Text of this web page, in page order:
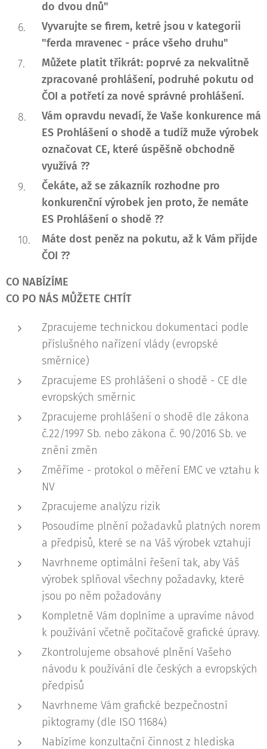
do dvou dnů"
Vyvarujte se firem, ketré jsou v kategorii
"ferda mravenec - práce všeho druhu"
Můžete platit třikrát: poprvé za nekvalitně
zpracované prohlášení, podruhé pokutu od
ČOI a potřetí za nové správné prohlášení.
Vám opravdu nevadí, že Vaše konkurence má
ES Prohlášení o shodě a tudíž muže výrobek
označovat CE, které úspěšně obchodně
využívá ??
Čekáte, až se zákazník rozhodne pro
konkurenční výrobek jen proto, že nemáte
ES Prohlášení o shodě ??
Máte dost peněz na pokutu, až k Vám přijde
ČOI ??
CO NABÍZÍME
CO PO NÁS MŮŽETE CHTÍT
Zpracujeme technickou dokumentaci podle
příslušného nařízení vlády (evropské
směrnice)
Zpracujeme ES prohlášení o shodě - CE dle
evropských směrnic
Zpracujeme prohlášení o shodě dle zákona
č.22/1997 Sb. nebo zákona č. 90/2016 Sb. ve
znění změn
Změříme - protokol o měření EMC ve vztahu k
NV
Zpracujeme analýzu rizik
Posoudíme plnění požadavků platných norem
a předpisů, které se na Váš výrobek vztahují
Navrhneme optimální řešení tak, aby Váš
výrobek splňoval všechny požadavky, které
jsou po něm požadovány
Kompletně Vám doplníme a upravíme návod
k používání včetně počítačově grafické úpravy.
Zkontrolujeme obsahové plnění Vašeho
návodu k používání dle českých a evropských
předpisů
Navrhneme Vám grafické bezpečnostní
piktogramy (dle ISO 11684)
Nabízíme konzultační činnost z hlediska